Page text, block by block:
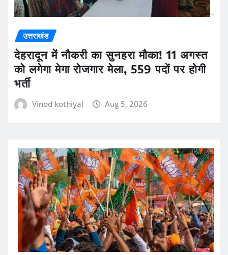
उत्तराखंड
देहरादून में नौकरी का सुनहरा मौका! 11 अगस्त
को लगेगा मेगा रोजगार मेला, 559 पदों पर होगी
भर्ती
Vinod kothiyal Aug 5, 2026